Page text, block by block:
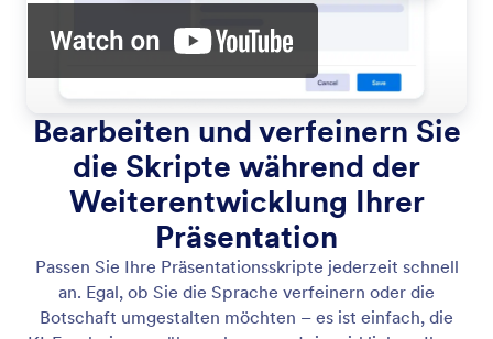
Bearbeiten und verfeinern Sie
die Skripte während der
Weiterentwicklung Ihrer
Präsentation
Passen Sie Ihre Präsentationsskripte jederzeit schnell
an. Egal, ob Sie die Sprache verfeinern oder die
Botschaft umgestalten möchten – es ist einfach, die